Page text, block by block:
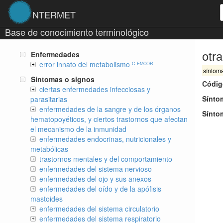
NTERMET
Base de conocimiento terminológico
Enfermedades
error innato del metabolismo C. EMCOR
Síntomas o signos
ciertas enfermedades infecciosas y
parasitarias
enfermedades de la sangre y de los órganos
hematopoyéticos, y ciertos trastornos que afectan
el mecanismo de la inmunidad
enfermedades endocrinas, nutricionales y
metabólicas
trastornos mentales y del comportamiento
enfermedades del sistema nervioso
enfermedades del ojo y sus anexos
enfermedades del oído y de la apófisis
mastoides
enfermedades del sistema circulatorio
enfermedades del sistema respiratorio